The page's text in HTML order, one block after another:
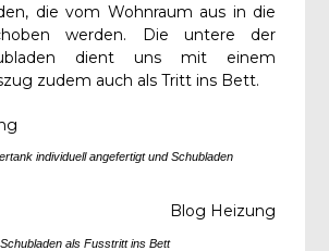
die vom Wohnraum aus in die
werden. Die untere der
dient uns mit einem
zudem auch als Tritt ins Bett.
individuell angefertigt und Schubladen
Schubladen als Fusstritt ins Bett